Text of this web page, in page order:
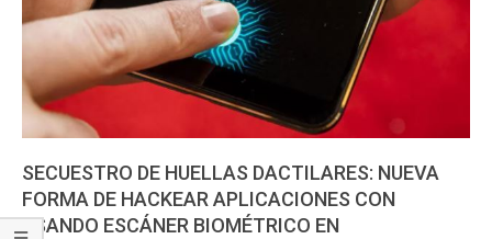
SECUESTRO DE HUELLAS DACTILARES: NUEVA
FORMA DE HACKEAR APLICACIONES CON
USANDO ESCÁNER BIOMÉTRICO EN